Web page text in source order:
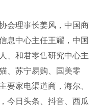
会理事长姜风，中国商
息中心主任王耀，中国
、和君零售研究中心主
、苏宁易购、国美零
要家电渠道商，海尔、
今日头条、抖音、西瓜